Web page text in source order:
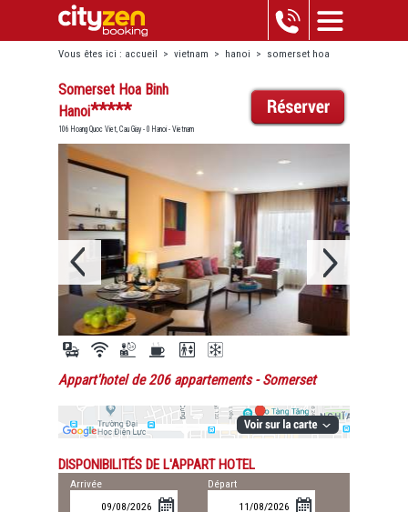
Vous êtes ici : accueil > vietnam > hanoi > somerset hoa
binh hanoi
Somerset Hoa Binh
Hanoi*****
106 Hoang Quoc Viet, Cau Giay - 0 Hanoi - Vietnam
Appart'hotel de 206 appartements- Somerset
DISPONIBILITÉS DE L'APPART HOTEL
Arrivée Départ